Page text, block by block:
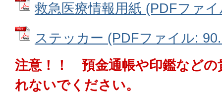
救急医療情報用紙 (PDFファ
ステッカー (PDFファイル:
注意！！ 預金通帳や印鑑などの
れないでください。